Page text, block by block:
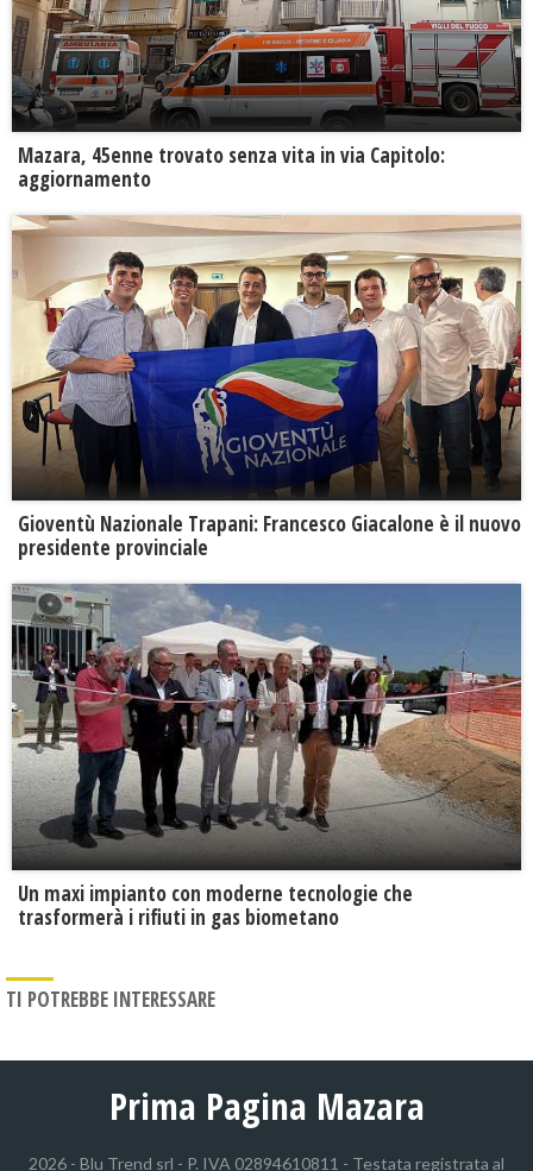
Mazara, 45enne trovato senza vita in via Capitolo:
aggiornamento
Gioventù Nazionale Trapani: Francesco Giacalone è il nuovo
presidente provinciale
Un maxi impianto con moderne tecnologie che
trasformerà i rifiuti in gas biometano
TI POTREBBE INTERESSARE
Prima Pagina Mazara
2026 - Blu Trend srl - P. IVA 02894610811 - Testata registrata al